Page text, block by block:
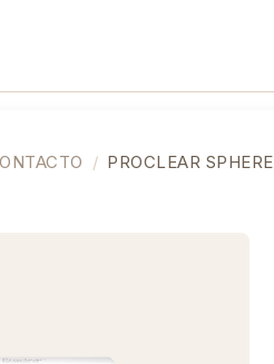
PROCLEAR SPHERE